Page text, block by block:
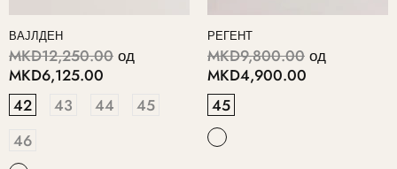
ВАЈЛДЕН
MKD12,250.00 од
MKD6,125.00
42
43 44
45
46
РЕГЕНТ
MKD9,800.00 од
MKD4,900.00
45